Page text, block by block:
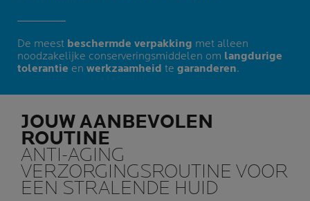
De meest beschermde verpakking met alleen
noodzakelijke conserveringsmiddelen om langdurige
tolerantie en werkzaamheid te garanderen.
JOUW AANBEVOLEN
ROUTINE
ANTI-AGING
VERZORGINGSROUTINE VOOR
EEN STRALENDE HUID